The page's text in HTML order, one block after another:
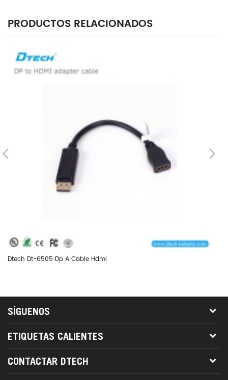
PRODUCTOS RELACIONADOS
Dtech Dt-6505 Dp A Cable Hdmi
SÍGUENOS
ETIQUETAS CALIENTES
CONTACTAR DTECH